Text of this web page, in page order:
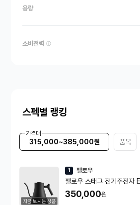
용량
소비전력
스펙별 랭킹
가격대
315,000~385,000원 품목
지금 보시는 상품
1 펠로우
펠로우 스태그 전기주전
트 블랙
350,000원